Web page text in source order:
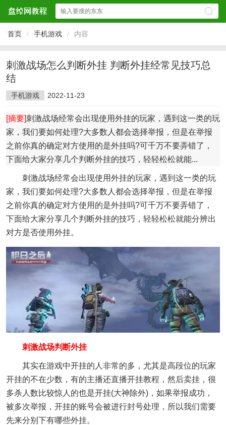
首页 / 手机游戏 / 内容
刺激战场怎么判断外挂 判断外挂经常见技巧总
结
手机游戏 2022-11-23
[摘要]刺激战场经常会出现使用外挂的玩家，遇到这一类的玩
家，我们要如何处理?大多数人都会选择举报，但是在举报
之前你真的确定对方使用的是外挂吗?可千万不要弄错了，
下面给大家分享几个判断外挂的技巧，轻轻松松就能...
刺激战场经常会出现使用外挂的玩家，遇到这一类的玩
家，我们要如何处理?大多数人都会选择举报，但是在举报
之前你真的确定对方使用的是外挂吗?可千万不要弄错了，
下面给大家分享几个判断外挂的技巧，轻轻松松就能分辨出
对方是否使用外挂。
刺激战场判断外挂
其实在游戏中开挂的人非常的多，尤其是高段位的玩家
开挂的不在少数，有的主播还直播开挂教程，然后卖挂，很
多杀人数比较惊人的也是开挂(大神除外)，如果举报成功，
被多次举报，开挂的账号会被进行封号处理，所以我们需要
先来分别下有哪些外挂。